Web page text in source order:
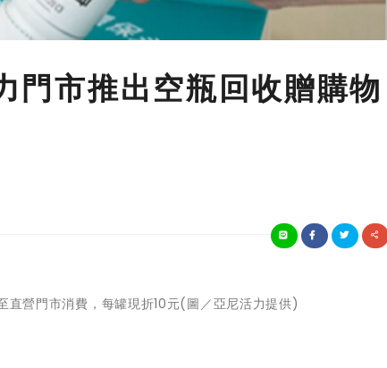
門市推出空瓶回收贈購物
直營門市消費，每罐現折10元(圖／亞尼活力提供)